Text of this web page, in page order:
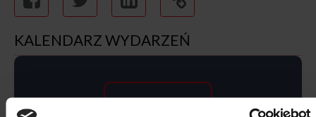
KALENDARZ WYDARZEŃ